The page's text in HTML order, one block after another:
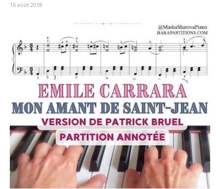
16 août 2018